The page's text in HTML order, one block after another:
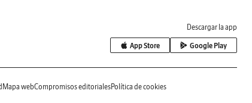
Descargar la app
App Store Google Play
Mapa webCompromisos editorialesPolítica de cookies